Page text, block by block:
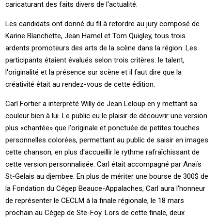
caricaturant des faits divers de l'actualité.
Les candidats ont donné du fil à retordre au jury composé de
Karine Blanchette, Jean Hamel et Tom Quigley, tous trois
ardents promoteurs des arts de la scène dans la région. Les
participants étaient évalués selon trois critères: le talent,
l'originalité et la présence sur scène et il faut dire que la
créativité était au rendez-vous de cette édition.
Carl Fortier a interprété Willy de Jean Leloup en y mettant sa
couleur bien à lui. Le public eu le plaisir de découvrir une version
plus «chantée» que l'originale et ponctuée de petites touches
personnelles colorées, permettant au public de saisir en images
cette chanson, en plus d'accueillir le rythme rafraîchissant de
cette version personnalisée. Carl était accompagné par Anaïs
St-Gelais au djembee. En plus de mériter une bourse de 300$ de
la Fondation du Cégep Beauce-Appalaches, Carl aura l'honneur
de représenter le CECLM à la finale régionale, le 18 mars
prochain au Cégep de Ste-Foy. Lors de cette finale, deux